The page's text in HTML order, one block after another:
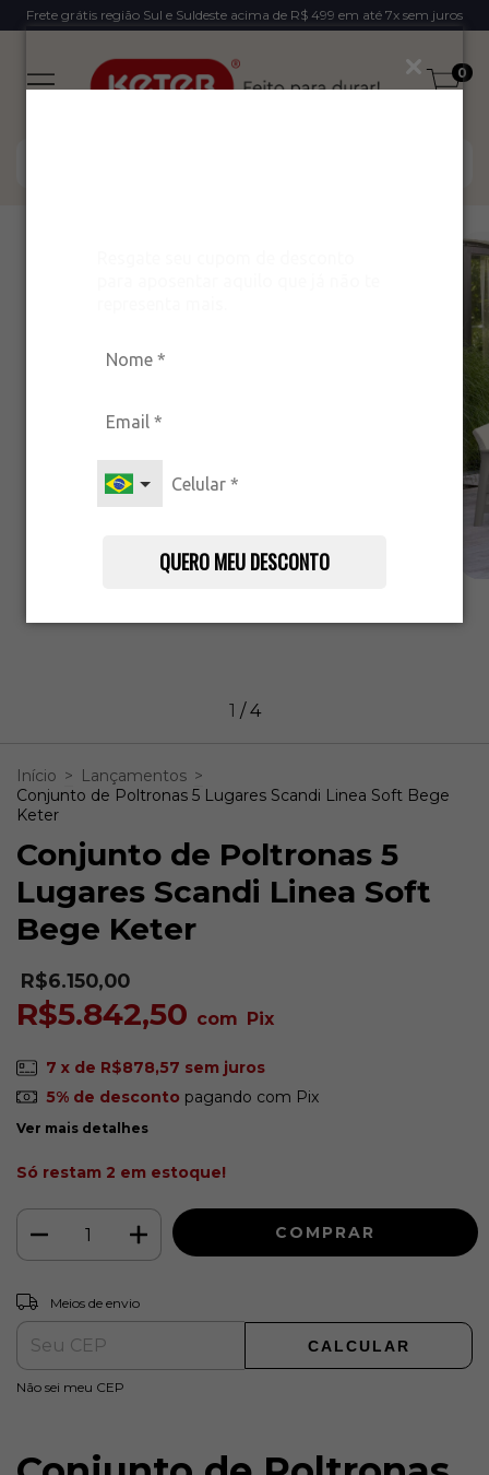
QUERO MEU DESCONTO
Frete grátis região Sul e Suldeste acima de R$ 499 em até 7x sem juros
0
1 / 4
Início > Lançamentos >
Conjunto de Poltronas 5 Lugares Scandi Linea Soft Bege
Keter
Conjunto de Poltronas 5
Lugares Scandi Linea Soft
Bege Keter
R$6.150,00
R$5.842,50 com Pix
7 x de R$878,57 sem juros
5% de desconto pagando com Pix
Ver mais detalhes
Só restam 2 em estoque!
Entregas para o CEP:
Meios de envio
CALCULAR
Não sei meu CEP